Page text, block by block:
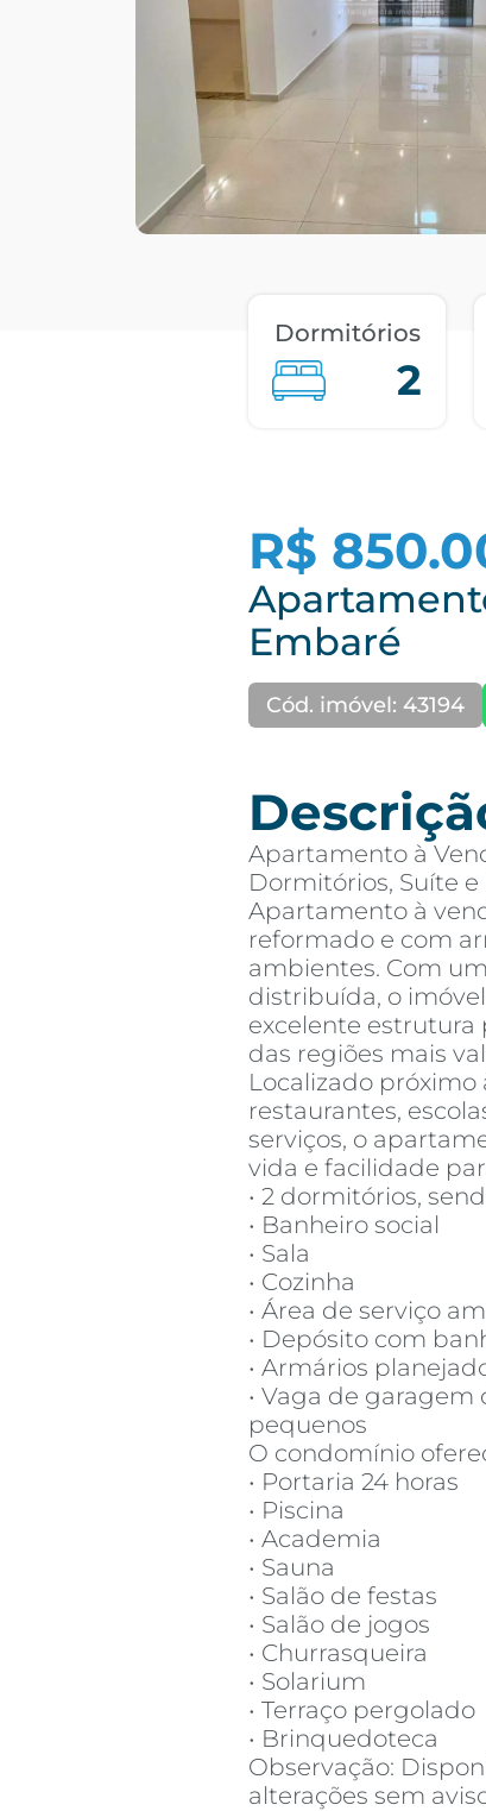
Dormitórios
2
R$
Embaré
Cód. imóvel: 43194
Apartamento à
Dormitórios, Suíte
Apartamento à
reformado e com
ambientes. Com
distribuída, o
excelente
das regiões mais
Localizado próximo
restaurantes,
serviços, o
vida e facilidade
• 2 dormitórios,
• Banheiro social
• Sala
• Cozinha
• Área de serviço
• Depósito com
• Armários
• Vaga de
pequenos
O condomínio
• Portaria 24 horas
• Piscina
• Academia
• Sauna
• Salão de festas
• Salão de jogos
• Churrasqueira
• Solarium
• Terraço pergolado
• Brinquedoteca
Observação:
alterações sem